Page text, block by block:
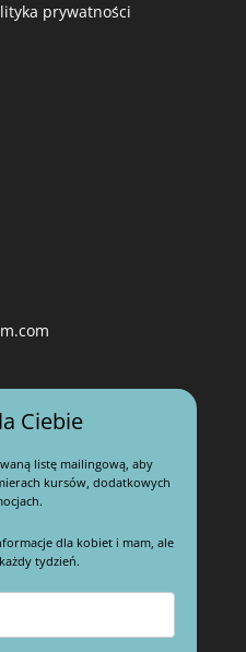
prywatności
Ciebie
listę mailingową, aby
kursów, dodatkowych
dla kobiet i mam, ale
tydzień.